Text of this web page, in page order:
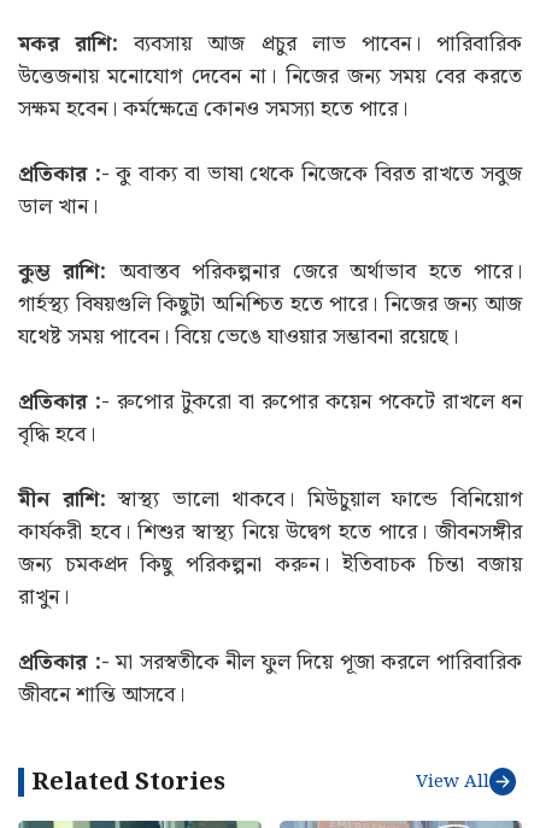
মকর রাশি: ব্যবসায় আজ প্রচুর লাভ পাবেন। পারিবারিক
উত্তেজনায় মনোযোগ দেবেন না। নিজের জন্য সময় বের করতে
সক্ষম হবেন। কর্মক্ষেত্রে কোনও সমস্যা হতে পারে।
প্রতিকার :-কু বাক্য বা ভাষা থেকে নিজেকে বিরত রাখতে সবুজ
ডাল খান।
কুম্ভ রাশি: অবাস্তব পরিকল্পনার জেরে অর্থাভাব হতে পারে।
গার্হস্থ্য বিষয়গুলি কিছুটা অনিশ্চিত হতে পারে। নিজের জন্য আজ
যথেষ্ট সময় পাবেন। বিয়ে ভেঙে যাওয়ার সম্ভাবনা রয়েছে।
প্রতিকার :- রুপোর টুকরো বা রুপোর কয়েন পকেটে রাখলে ধন
বৃদ্ধি হবে।
মীন রাশি: স্বাস্থ্য ভালো থাকবে। মিউচুয়াল ফান্ডে বিনিয়োগ
কার্যকরী হবে। শিশুর স্বাস্থ্য নিয়ে উদ্বেগ হতে পারে। জীবনসঙ্গীর
জন্য চমকপ্রদ কিছু পরিকল্পনা করুন। ইতিবাচক চিন্তা বজায়
রাখুন।
প্রতিকার :-মা সরস্বতীকে নীল ফুল দিয়ে পূজা করলে পারিবারিক
জীবনে শান্তি আসবে।
Related Stories View All